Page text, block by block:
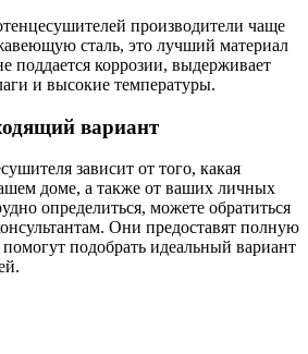
производители чаще
сталь, это лучший материал
поддается коррозии, выдерживает
и высокие температуры.
вариант
зависит от того, какая
доме, а также от ваших личных
определиться, можете обратиться
Они предоставят полную
подобрать идеальный вариант